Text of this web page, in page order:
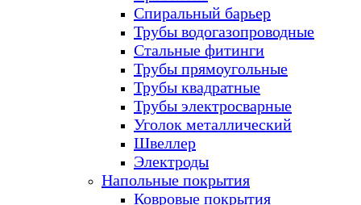
Спиральный барьер
Трубы водогазопроводные
Стальные фитинги
Трубы прямоугольные
Трубы квадратные
Трубы электросварные
Уголок металлический
Швеллер
Электроды
Напольные покрытия
Ковровые покрытия